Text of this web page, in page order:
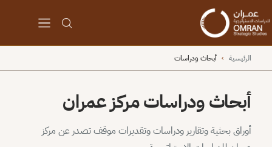
الرئيسية › أبحاث ودراسات
أبحاث ودراسات مركز عمران
أوراق بحثية وتقارير ودراسات وتقديرات موقف تصدر عن مركز